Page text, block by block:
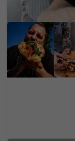
Mladý Ukrajinec
Bratislave nový
food za 30-tisíc
získal v
reštauráciách